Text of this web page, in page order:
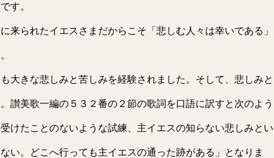
です。
来られたイエスさまだからこそ「悲しむ人々は幸いである」
大きな悲しみと苦しみを経験されました。そして、悲しみと
讃美歌一編の５３２番の２節の歌詞を口語に訳すと次のよう
けたことのないような試練、主イエスの知らない悲しみとい
い。どこへ行っても主イエスの通った跡がある」となりま